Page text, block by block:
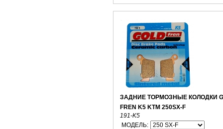
ЗАДНИЕ ТОРМОЗНЫЕ КОЛОДКИ
FREN K5 KTM 250SX-F
191-K5
МОДЕЛЬ: